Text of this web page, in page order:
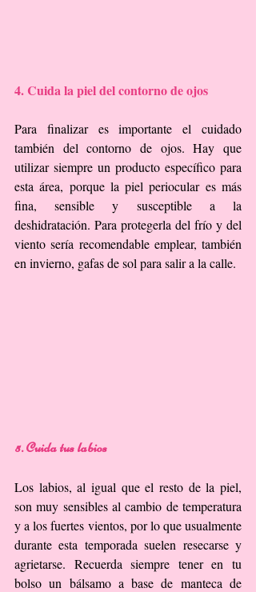
4. Cuida la piel del contorno de ojos
Para finalizar es importante el cuidado
también del contorno de ojos. Hay que
utilizar siempre un producto específico para
esta área, porque la piel periocular es más
fina, sensible y susceptible a la
deshidratación. Para protegerla del frío y del
viento sería recomendable emplear, también
en invierno, gafas de sol para salir a la calle.
5. Cuida tus labios
Los labios, al igual que el resto de la piel,
son muy sensibles al cambio de temperatura
y a los fuertes vientos, por lo que usualmente
durante esta temporada suelen resecarse y
agrietarse. Recuerda siempre tener en tu
bolso un bálsamo a base de manteca de